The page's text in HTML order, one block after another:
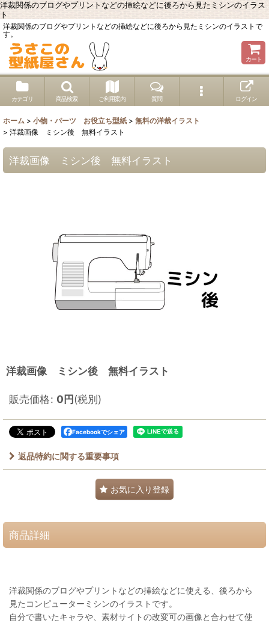
洋裁関係のブログやプリントなどの挿絵などに後ろから見たミシンのイラス
ト
洋裁関係のブログやプリントなどの挿絵などに後ろから見たミシンのイラストで
す。
カート
カテゴリ 商品検索 ご利用案内 質問 ログイン
ホーム > 小物・パーツ お役立ち型紙 > 無料の洋裁イラスト
> 洋裁画像 ミシン後 無料イラスト
洋裁画像 ミシン後 無料イラスト
洋裁画像 ミシン後 無料イラスト
販売価格: 0円(税別)
Facebookでシェア
返品特約に関する重要事項
お気に入り登録
商品詳細
洋裁関係のブログやプリントなどの挿絵などに使える、後ろから
見たコンピューターミシンのイラストです。
自分で書いたキャラや、素材サイトの改変可の画像と合わせて使